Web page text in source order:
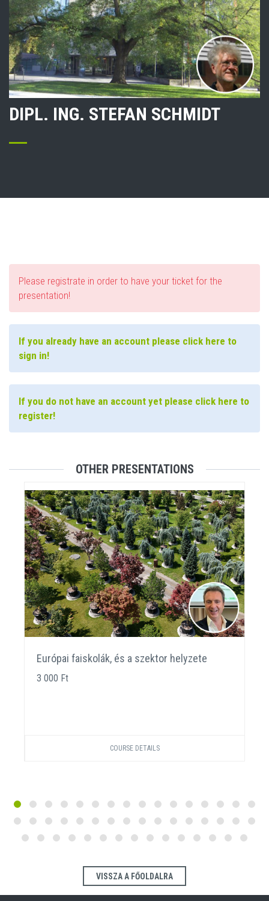
DIPL. ING. STEFAN SCHMIDT
Please registrate in order to have your ticket for the
presentation!
If you already have an account please click here to
sign in!
If you do not have an account yet please click here to
register!
OTHER PRESENTATIONS
Európai faiskolák, és a szektor helyzete
3 000 Ft
COURSE DETAILS
VISSZA A FŐOLDALRA